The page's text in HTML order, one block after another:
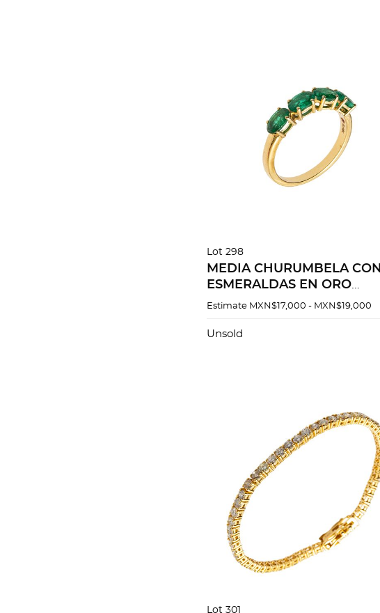
Lot 298
MEDIA CHURUMBELA CON
ESMERALDAS EN ORO
AMARILLO DE 14K
Estimate MXN$17,000 - MXN$19,000
Unsold
Lot 301